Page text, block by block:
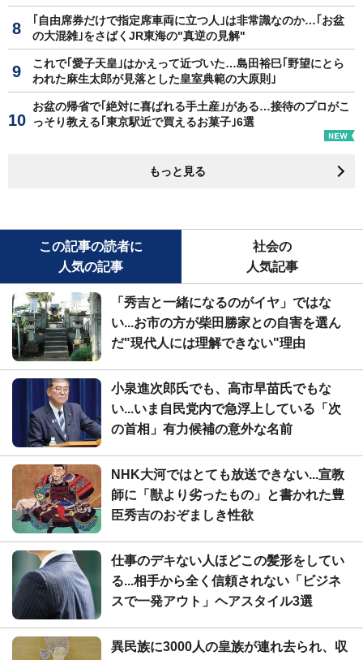
｢自由席券だけで指定席車両に立つ人｣は非常識なのか…｢お盆
の大混雑｣をさばくJR東海の"真逆の見解"
これで｢愛子天皇｣はかえって近づいた…島田裕巳｢野望にとら
われた麻生太郎が見落とした皇室典範の大原則｣
お盆の帰省で｢絶対に喜ばれる手土産｣がある…接待のプロがこ
っそり教える｢東京駅近で買えるお菓子｣6選
もっと見る
この記事の読者に
人気の記事
社会の
人気記事
「秀吉と一緒になるのがイヤ」ではな
い...お市の方が柴田勝家との自害を選ん
だ"現代人には理解できない"理由
小泉進次郎氏でも、高市早苗氏でもな
い...いま自民党内で急浮上している「次
の首相」有力候補の意外な名前
NHK大河ではとても放送できない...宣教
師に「獣より劣ったもの」と書かれた豊
臣秀吉のおぞましき性欲
仕事のデキない人ほどこの髪形をしてい
る...相手から全く信頼されない「ビジネ
スで一発アウト」ヘアスタイル3選
異民族に3000人の皇族が連れ去られ、収